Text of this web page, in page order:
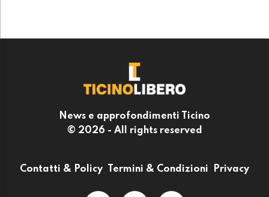
News e approfondimenti Ticino
© 2026 - All rights reserved
Contatti & Policy Termini & Condizioni Privacy